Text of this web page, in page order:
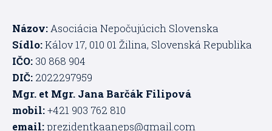
Názov: Asociácia Nepočujúcich Slovenska
Sídlo:Kálov 17, 010 01 Žilina, Slovenská Republika
IČO: 30 868 904
DIČ: 2022297959
Mgr. et Mgr. Jana Barčák Filipová
mobil:+421 903 762 810
email:prezidentkaaneps@gmail.com